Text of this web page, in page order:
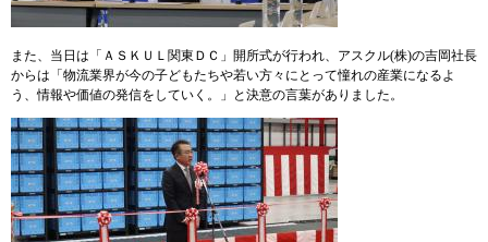
また、当日は「ＡＳＫＵＬ関東ＤＣ」開所式が行われ、アスクル(株)の吉岡社長
からは「物流業界が今の子どもたちや若い方々にとって憧れの産業になるよ
う、情報や価値の発信をしていく。」と決意の言葉がありました。